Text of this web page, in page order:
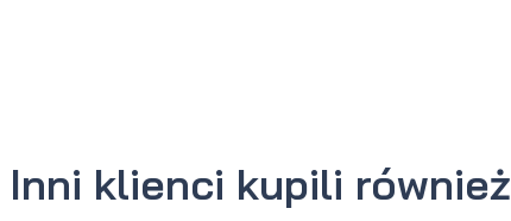
Inni klienci kupili również